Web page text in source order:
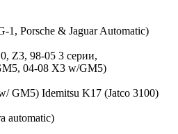
1, Porsche & Jaguar Automatic)
Z3, 98-05 3 серии,
04-08 X3 w/GM5)
GM5) Idemitsu K17 (Jatco 3100)
automatic)